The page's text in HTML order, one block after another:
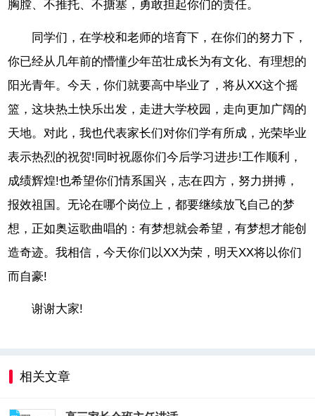
胸膛、不推托、不搪塞，勇敢担起你们的责任。
同学们，在学校和老师的培育下，在你们的努力下，
你已经从几年前的懵懂少年茁壮成长为有文化、有理想的
阳光青年。今天，你们就要高中毕业了，将从XX这个摇
篮，这块热土快乐出发，走进大学校园，走向更加广阔的
天地。对此，我也代表家长们对你们学有所成，光荣毕业
表示热烈的祝贺!同时祝愿你们今后学习进步!工作顺利，
成绩辉煌!也希望你们情系国兴，志在四方，努力拼搏，
报效祖国。无论在哪个岗位上，都要继续放飞自己的梦
想，正如奥运歌曲唱的：有梦想就会希望，有梦想才能创
造奇迹。我相信，今天你们以XX为荣，明天XX将以你们
而自豪!
谢谢大家!
相关文章